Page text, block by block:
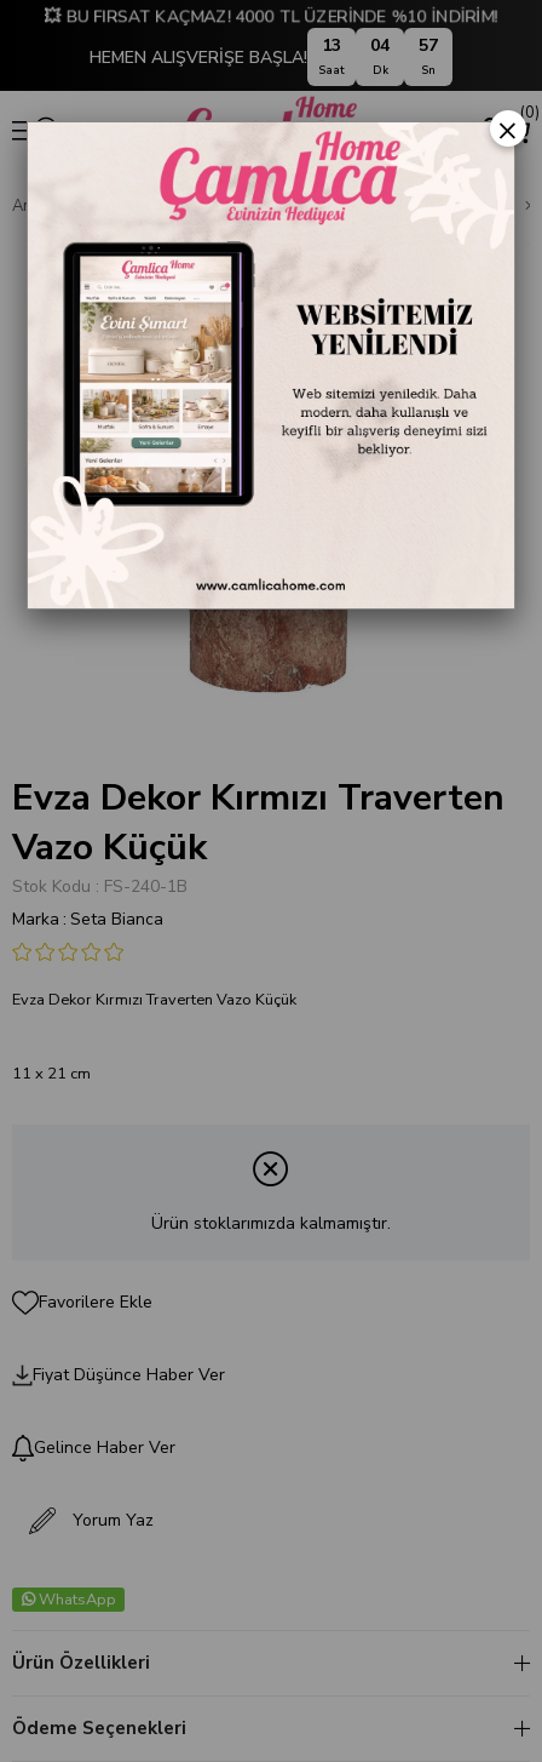
💥 BU FIRSAT KAÇMAZ! 4000 TL ÜZERİNDE %10 İNDİRİM!
HEMEN ALIŞVERİŞE BAŞLA! 13
Saat
04
Dk
56
Sn
0
Anasayfa DEKORASYON Ev Aksesuarları Dekoratif Obje ve Biblo
Evza Dekor Kırmızı Traverten
Vazo Küçük
Stok Kodu
FS-240-1B
Marka : Seta Bianca
Evza Dekor Kırmızı Traverten Vazo Küçük
11 x 21 cm
Ürün stoklarımızda kalmamıştır.
Favorilere Ekle
Fiyat Düşünce Haber Ver
Gelince Haber Ver
Yorum Yaz
WhatsApp
Ürün Özellikleri
Ödeme Seçenekleri
×